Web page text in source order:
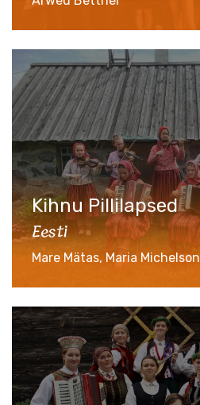
Kihnu Pillilapsed
Eesti
Mare Mätas, Maria Michelson